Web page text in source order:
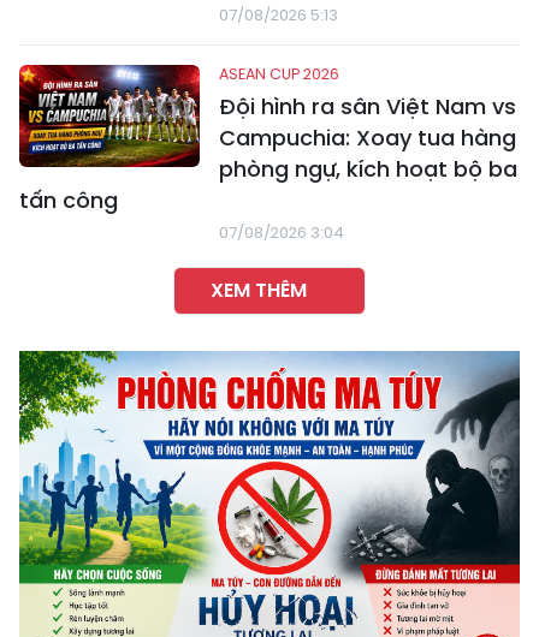
07/08/2026 5:13
ASEAN CUP 2026
Đội hình ra sân Việt Nam vs
Campuchia: Xoay tua hàng
phòng ngự, kích hoạt bộ ba
tấn công
07/08/2026 3:04
XEM THÊM